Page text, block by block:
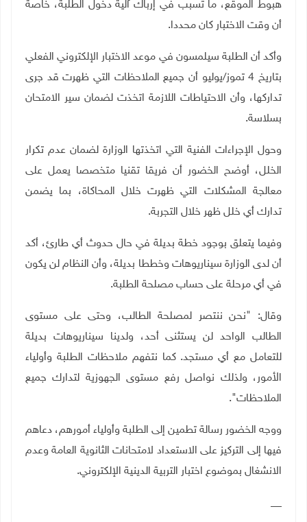
هبوط الموقع، ما تسبب في إرباك آلية دخول الطلبة، خاصة
أن وقت الاختبار كان محددا.
وأكد أن الطلبة سيلمسون في موعد الاختبار الإلكتروني الفعلي
بتاريخ 4 تموز/يوليو أن جميع الملاحظات التي ظهرت قد جرى
تداركها، وأن الاحتياطات اللازمة اتخذت لضمان سير الامتحان
بسلاسة.
وحول الإجراءات الفنية التي اتخذتها الوزارة لضمان عدم تكرار
الخلل، أوضح الخضور أن فريقا تقنيا متخصصا يعمل على
معالجة المشكلات التي ظهرت خلال المحاكاة، بما يضمن
تدارك أي خلل ظهر خلال التجربة.
وفيما يتعلق بوجود خطة بديلة في حال حدوث أي طارئ، أكد
أن لدى الوزارة سيناريوهات وخططا بديلة، وأن النظام لن يكون
في أي مرحلة على حساب مصلحة الطلبة.
وقال: "نحن ننتصر لمصلحة الطالب، وحتى على مستوى
الطالب الواحد لن يستثنى أحد، ولدينا سيناريوهات بديلة
للتعامل مع أي مستجد. كما نتفهم ملاحظات الطلبة وأولياء
الأمور، ولذلك نواصل رفع مستوى الجهوزية لتدارك جميع
الملاحظات".
ووجه الخضور رسالة تطمين إلى الطلبة وأولياء أمورهم، دعاهم
فيها إلى التركيز على الاستعداد لامتحانات الثانوية العامة وعدم
الانشغال بموضوع اختبار التربية الدينية الإلكتروني.
__